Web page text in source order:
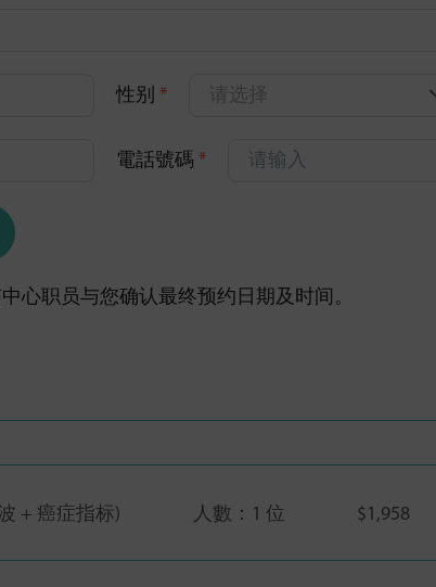
性别* 请选择
電話號碼*
心职员与您确认最终预约日期及时间。
+ 癌症指标) 人數： 1 位 $1,958